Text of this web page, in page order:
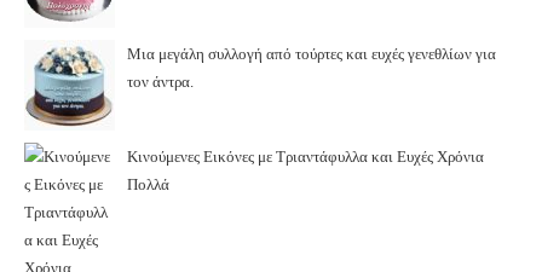
Μια μεγάλη συλλογή από τούρτες και ευχές γενεθλίων για
τον άντρα.
Κινούμενες Εικόνες με Τριαντάφυλλα και Ευχές Χρόνια
Πολλά